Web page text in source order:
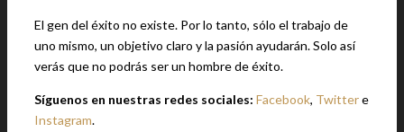
El gen del éxito no existe. Por lo tanto, sólo el trabajo de
uno mismo, un objetivo claro y la pasión ayudarán. Solo así
verás que no podrás ser un hombre de éxito.
Síguenos en nuestras redes sociales: Facebook, Twittere
Instagram.